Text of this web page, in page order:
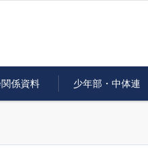
係資料 少年部・中体連